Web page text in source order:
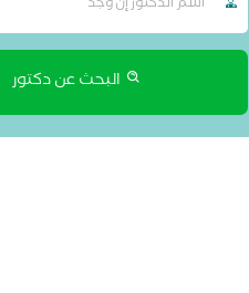
البحث عن دكتور